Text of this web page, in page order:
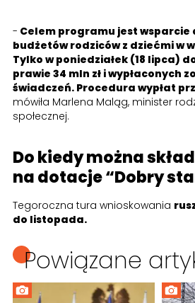
- Celem programu jest wsparcie
budżetów rodziców z dziećmi w
Tylko w poniedziałek (18 lipca)
prawie 34 mln zł i wypłaconych
świadczeń. Procedura wypłat
mówiła Marlena Maląg, minister
społecznej.
Do kiedy można
na dotacje “Dobry
Tegoroczna tura wnioskowania
do listopada.
Powiązane